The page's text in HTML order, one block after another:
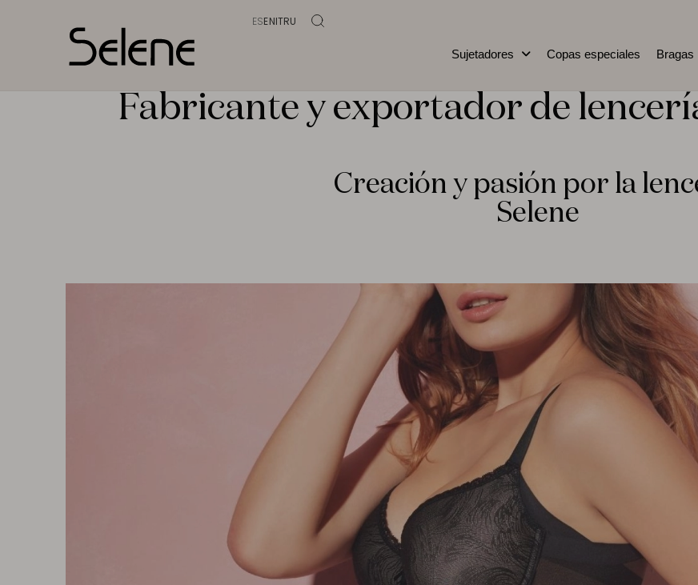
ESENITRU
Sujetadores Copas especiales Bragas
Fabricante y exportador de
Creación y pasión por la
Selene